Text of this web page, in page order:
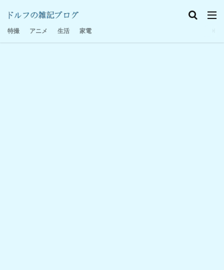
特撮 アニメ 生活 家電